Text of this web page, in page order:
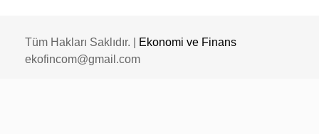
Tüm Hakları Saklıdır. |
Ekonomi ve Finans
ekofincom@gmail.com